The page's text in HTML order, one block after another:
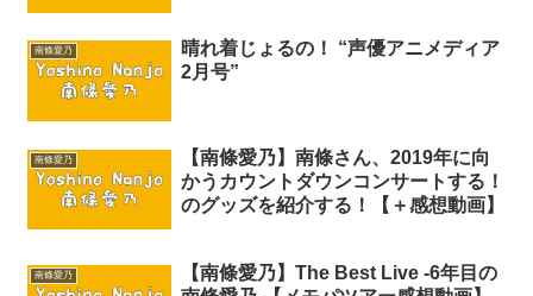
南條愛乃
晴れ着じょるの！ “声優アニメディア
2月号”
南條愛乃
【南條愛乃】南條さん、2019年に向
かうカウントダウンコンサートする！
のグッズを紹介する！【＋感想動画】
南條愛乃
【南條愛乃】The Best Live -6年目の